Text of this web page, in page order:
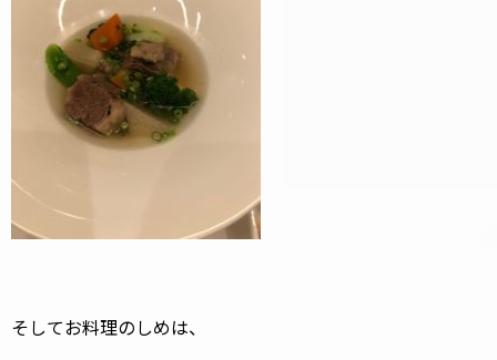
そしてお料理のしめは、